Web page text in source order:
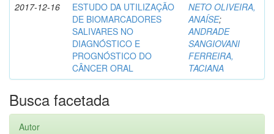
2017-12-16
ESTUDO DA UTILIZAÇÃO
DE BIOMARCADORES
SALIVARES NO
DIAGNÓSTICO E
PROGNÓSTICO DO
CÂNCER ORAL
NETO OLIVEIRA,
ANAÍSE;
ANDRADE
SANGIOVANI
FERREIRA,
TACIANA
Busca facetada
Autor